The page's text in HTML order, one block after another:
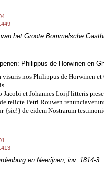
het Groote Bommelsche
Philippus de Horwinen en
visuris nos Philippus de Horwinen
Jacobi et Johannes Loijf litteris
relicte Petri Rouwen
de eidem Nostrarum
en Neerijnen, inv. 1814-3